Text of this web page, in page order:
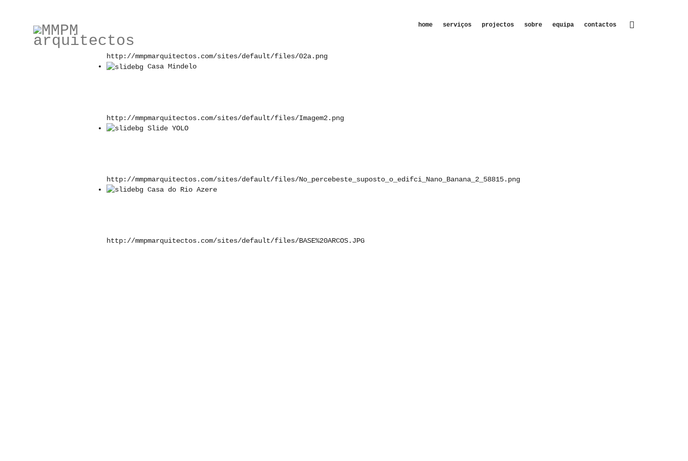
home serviços projectos sobre equipa contactos
http://mmpmarquitectos.com/sites/default/files/02a.png
Casa Mindelo
http://mmpmarquitectos.com/sites/default/files/Imagem2.png
Slide YOLO
http://mmpmarquitectos.com/sites/default/files/No_percebeste_suposto_o_edifci_Nano_Banana_2_58815.png
Casa do Rio Azere
http://mmpmarquitectos.com/sites/default/files/BASE%20ARCOS.JPG